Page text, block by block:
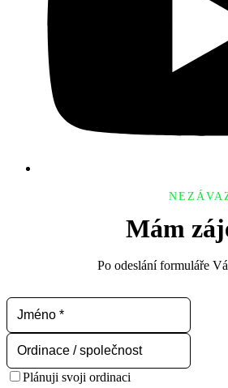
Mám
Po odeslání formuláře
Plánuji svoji ordinaci